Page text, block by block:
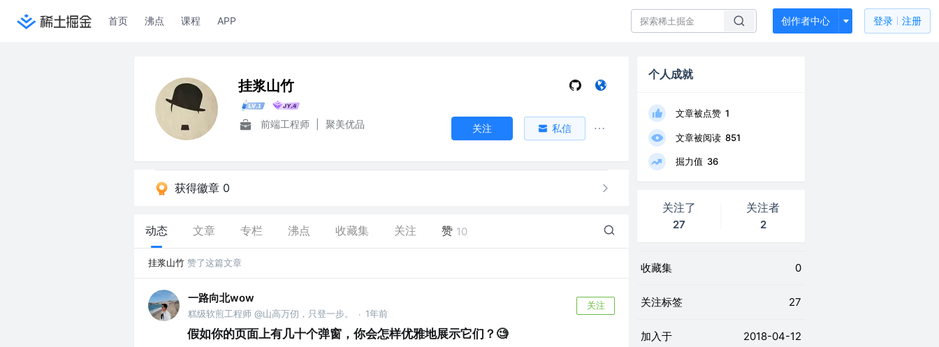
首页 沸点 课程 APP 创作者中心 登录 注册
挂浆山竹
前端工程师 聚美优品 关注 私信
获得徽章 0
动态 文章 专栏 沸点 收藏集 关注 赞 10
挂浆山竹 赞了这篇文章
一路向北wow
糕级软煎工程师 @山高万仞，只登一步。 · 1年前
关注
假如你的页面上有几十个弹窗，你会怎样优雅地展示它们？🧐
个人成就
文章被点赞 1
文章被阅读 851
掘力值 36
关注了
27
关注者
2
收藏集 0
关注标签 27
加入于 2018-04-12